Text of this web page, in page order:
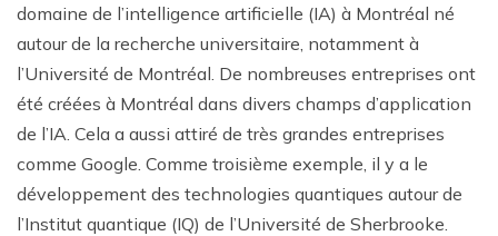
domaine de l’intelligence artificielle (IA) à Montréal né
autour de la recherche universitaire, notamment à
l’Université de Montréal. De nombreuses entreprises ont
été créées à Montréal dans divers champs d’application
de l’IA. Cela a aussi attiré de très grandes entreprises
comme Google. Comme troisième exemple, il y a le
développement des technologies quantiques autour de
l’Institut quantique (IQ) de l’Université de Sherbrooke.